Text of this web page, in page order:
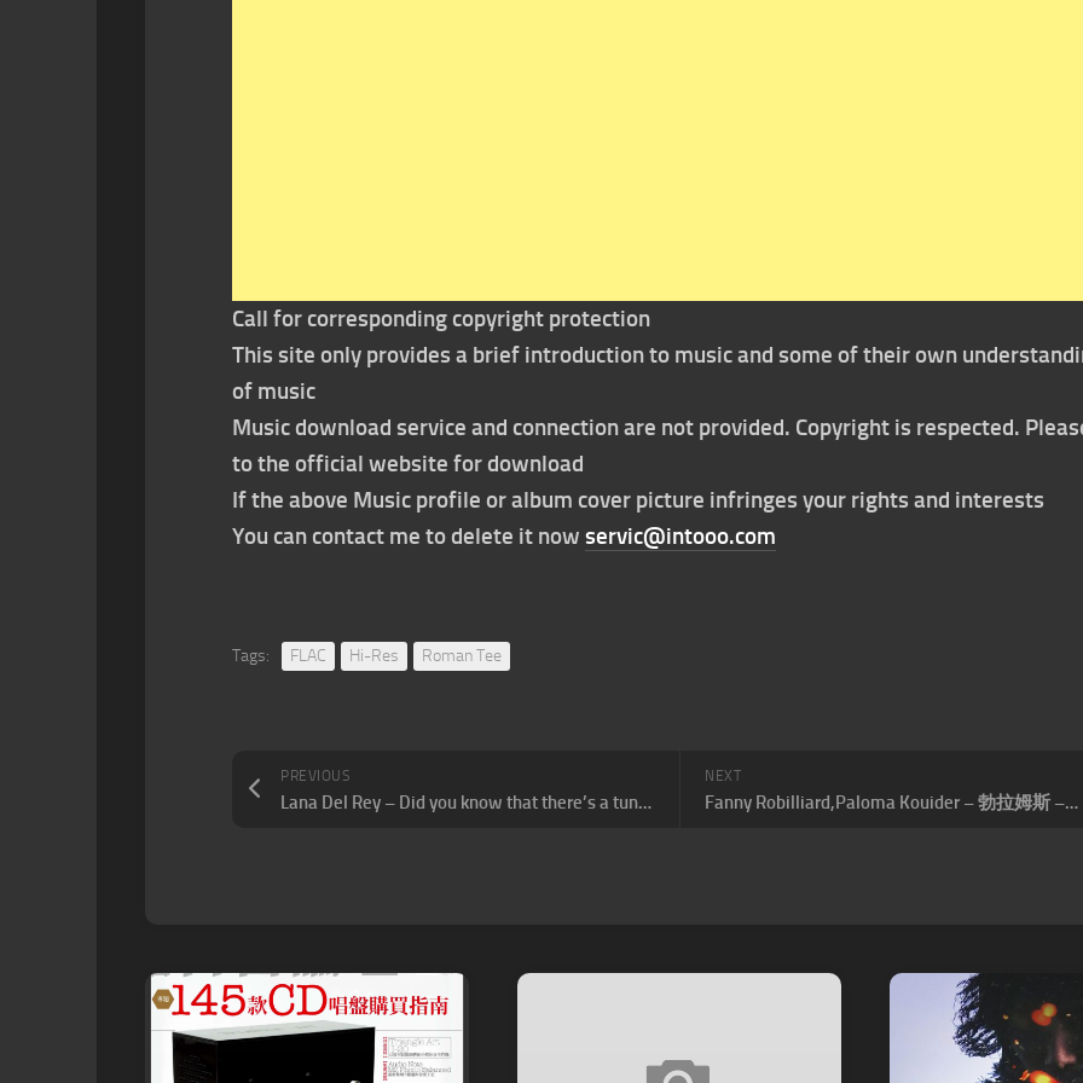
Call for corresponding copyright protection
This site only provides a brief introduction to music and some of their own
of music
Music download service and connection are not provided. Copyright is respected.
to the official website for download
If the above Music profile or album cover picture infringes your rights and interests
You can contact me to delete it now servic@intooo.com
Tags: FLAC Hi-Res Roman Tee
NEXT
Fanny Robilliard,Paloma Kouider – 勃拉姆斯 – 舒曼
PREVIOUS
Lana Del Rey – Did you know that there’s a tunnel under Ocean Blvd